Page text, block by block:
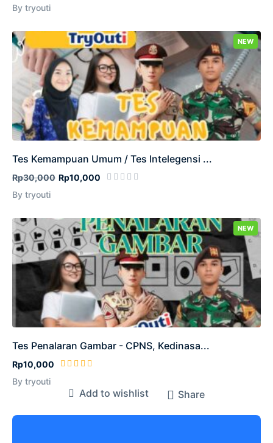
By tryouti
NEW
Tes Kemampuan Umum / Tes Intelegensi ...
Rp30,000 Rp10,000
By tryouti
NEW
Tes Penalaran Gambar - CPNS, Kedinasa...
Rp10,000
By tryouti
Add to wishlist Share